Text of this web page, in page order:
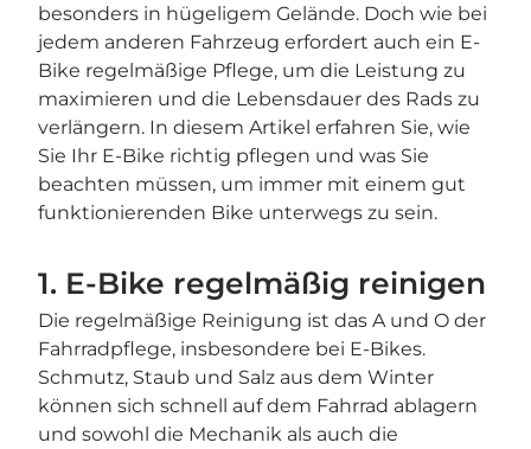
besonders in hügeligem Gelände. Doch wie bei
jedem anderen Fahrzeug erfordert auch ein E-
Bike regelmäßige Pflege, um die Leistung zu
maximieren und die Lebensdauer des Rads zu
verlängern. In diesem Artikel erfahren Sie, wie
Sie Ihr E-Bike richtig pflegen und was Sie
beachten müssen, um immer mit einem gut
funktionierenden Bike unterwegs zu sein.
1. E-Bike regelmäßig reinigen
Die regelmäßige Reinigung ist das A und O der
Fahrradpflege, insbesondere bei E-Bikes.
Schmutz, Staub und Salz aus dem Winter
können sich schnell auf dem Fahrrad ablagern
und sowohl die Mechanik als auch die